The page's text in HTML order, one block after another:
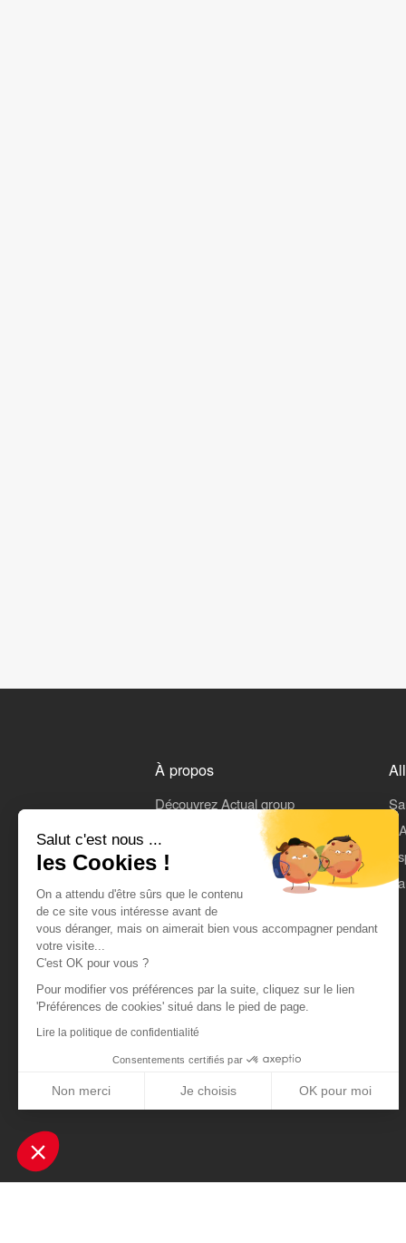
Salut c'est nous ...
les Cookies !
On a attendu d'être sûrs que le contenu
de ce site vous intéresse avant de
vous déranger, mais on aimerait bien vous accompagner pendant
votre visite...
C'est OK pour vous ?
Pour modifier vos préférences par la suite, cliquez sur le lien
'Préférences de cookies' situé dans le pied de page.
Lire la politique de confidentialité
Consentements certifiés par
Non merci Je choisis OK pour moi
Notre plateforme vous permet d'adapter et de gérer vos
À propos
Découvrez Actual group
On parle de nous
CGU
Données personnelles